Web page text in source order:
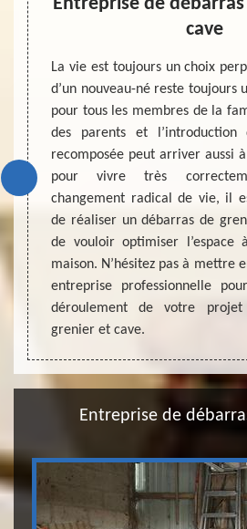
du
côté
des
bon
prise
qui
le
et
cave
La vie est toujours un choix
d’un nouveau-né reste toujours
pour tous les membres de la
des parents et
recomposée peut arriver aussi
pour vivre très
changement radical de vie, il
de réaliser un débarras de
de vouloir optimiser l’espace
maison. N’hésitez pas à mettre
entreprise professionnelle
déroulement de votre
grenier et cave.
Entreprise de